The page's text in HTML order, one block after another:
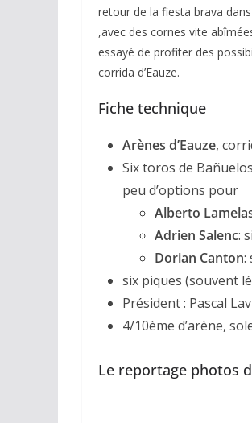
retour de la fiesta brava
,avec des cornes vite
essayé de profiter des
corrida d’Eauze.
Fiche technique
Arènes d’Eauze,
Six toros de
peu d’options pour
Alberto
Adrien Salenc:
Dorian Canton:
six piques (souvent
Président : Pascal
4/10ème d’arène,
Le reportage photos